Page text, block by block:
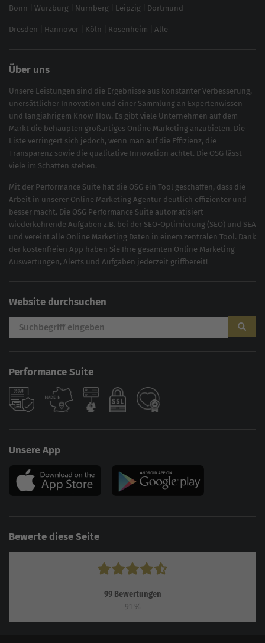
Brand Monitoring 2025
Bonn Würzburg Nürnberg Leipzig Dortmund
Dresden Hannover Köln Rosenheim Alle
Über uns
Unsere Leistungen sind die Ergebnisse aus konstanter Verbesserung,
unersättlicher Innovation und einer Sammlung an Expertenwissen
und langjährigem Know-How. Es gibt viele Unternehmen auf dem
Markt die behaupten großartiges Online Marketing anzubieten. Die
Liste verringert sich jedoch, wenn man auf die Effizienz, die
Transparenz sowie die qualitative Innovation achtet. Die OSG lässt
viele im Schatten stehen.
Mit der Performance Suite hat die OSG ein Tool geschaffen, dass die
Arbeit in unserer Online Marketing Agentur deutlich effizienter und
besser macht. Die OSG Performance Suite automatisiert
wiederkehrende Aufgaben z.B. bei der SEO-Optimierung (SEO) und SEA
und vereint alle Online Marketing Daten in einem zentralen Tool. Dank
der kostenfreien App haben Sie Ihre gesamten Online Marketing
Auswertungen, Alerts und Aufgaben jederzeit griffbereit!
Website durchsuchen
Performance Suite
Unsere App
Bewerte diese Seite
99Bewertungen
91 %